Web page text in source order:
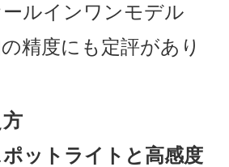
ルインワンモデル
精度にも定評があり
ットライトと高感度